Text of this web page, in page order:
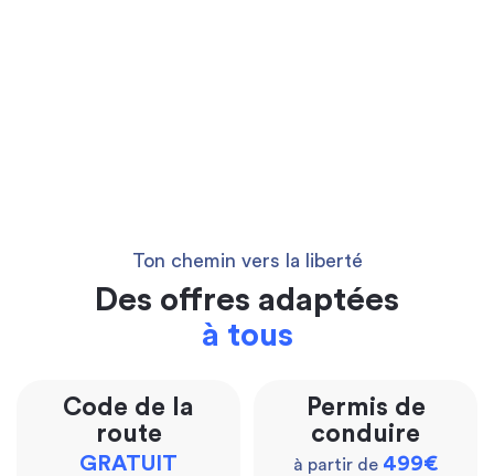
Ton chemin vers la liberté
Des offres adaptées
à tous
Code de la
route
GRATUIT
Permis de
conduire
à partir de 499€